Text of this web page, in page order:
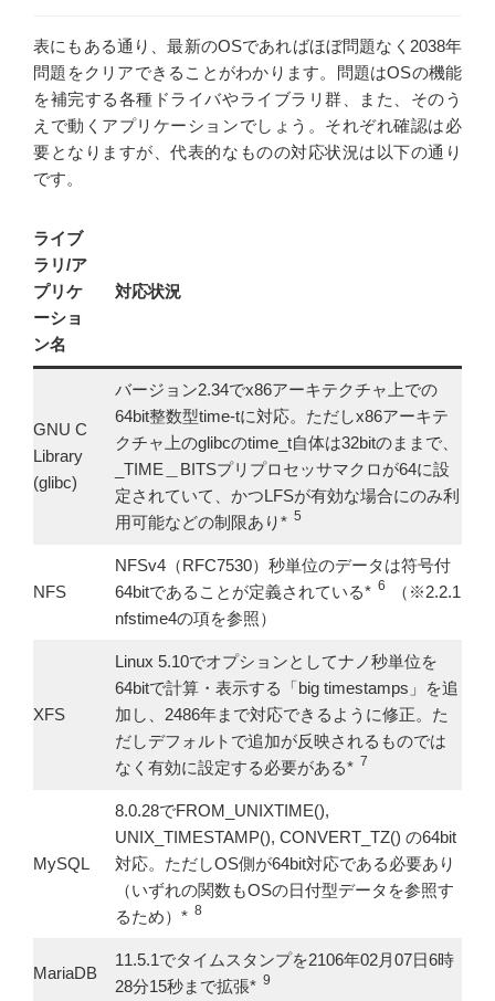
表にもある通り、最新のOSであればほぼ問題なく2038年
問題をクリアできることがわかります。問題はOSの機能
を補完する各種ドライバやライブラリ群、また、そのう
えで動くアプリケーションでしょう。それぞれ確認は必
要となりますが、代表的なものの対応状況は以下の通り
です。
ライブ
ラリ/ア
プリケ
ーショ
ン名
対応状況
GNU C
Library
(glibc)
バージョン2.34でx86アーキテクチャ上での
64bit整数型time-tに対応。ただしx86アーキテ
クチャ上のglibcのtime_t自体は32bitのままで、
_TIME＿BITSプリプロセッサマクロが64に設
定されていて、かつLFSが有効な場合にのみ利
用可能などの制限あり* 5
NFS
NFSv4（RFC7530）秒単位のデータは符号付
64bitであることが定義されている* 6
（※2.2.1
nfstime4の項を参照）
XFS
Linux 5.10でオプションとしてナノ秒単位を
64bitで計算・表示する「big timestamps」を追
加し、2486年まで対応できるように修正。た
だしデフォルトで追加が反映されるものでは
なく有効に設定する必要がある* 7
MySQL
8.0.28でFROM_UNIXTIME(),
UNIX_TIMESTAMP(), CONVERT_TZ() の64bit
対応。ただしOS側が64bit対応である必要あり
（いずれの関数もOSの日付型データを参照す
るため）* 8
MariaDB
11.5.1でタイムスタンプを2106年02月07日6時
28分15秒まで拡張* 9